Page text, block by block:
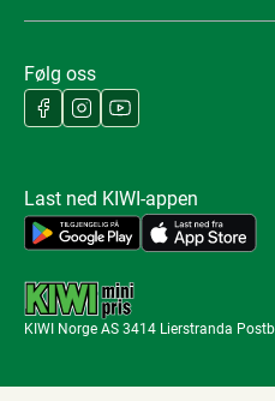
Følg oss
Last ned KIWI-appen
KIWI Norge AS 3414 Lierstranda